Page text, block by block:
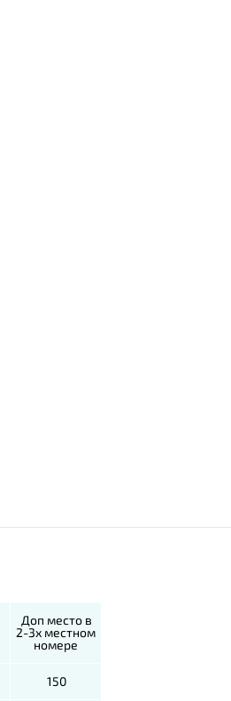
Доп место в
2-3х местном
номере
150